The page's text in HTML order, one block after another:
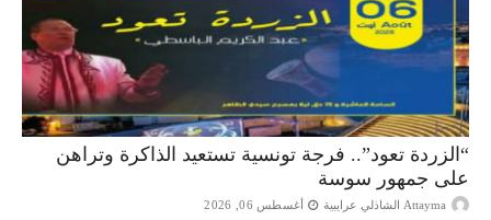
“الزردة تعود”.. فرجة تونسية تستعيد الذاكرة وتراهن
على جمهور سوسة
Attayma الشاذلي عرايبية أغسطس 06, 2026